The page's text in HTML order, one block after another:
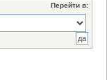
Перейти в: